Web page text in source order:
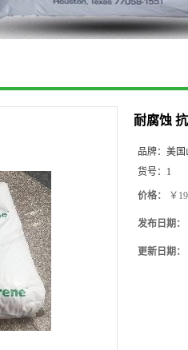
耐腐蚀
品牌： 美国
货号： 1
价格： ￥
发布日期：
更新日期：